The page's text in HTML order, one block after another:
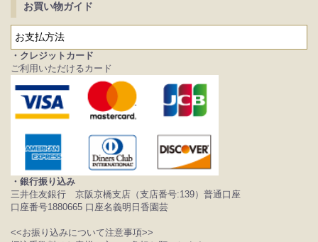
お買い物ガイド
お支払方法
・クレジットカード
ご利用いただけるカード
・銀行振り込み
三井住友銀行 京阪京橋支店（支店番号:139）普通口座
口座番号1880665 口座名義明日香園芸
<<お振り込みについて注意事項>>